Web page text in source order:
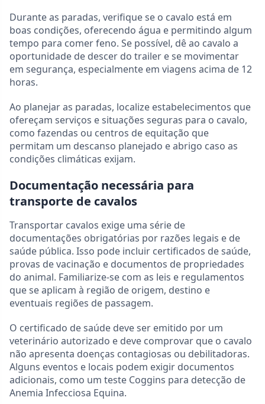
Durante as paradas, verifique se o cavalo está em
boas condições, oferecendo água e permitindo algum
tempo para comer feno. Se possível, dê ao cavalo a
oportunidade de descer do trailer e se movimentar
em segurança, especialmente em viagens acima de 12
horas.
Ao planejar as paradas, localize estabelecimentos que
ofereçam serviços e situações seguras para o cavalo,
como fazendas ou centros de equitação que
permitam um descanso planejado e abrigo caso as
condições climáticas exijam.
Documentação necessária para
transporte de cavalos
Transportar cavalos exige uma série de
documentações obrigatórias por razões legais e de
saúde pública. Isso pode incluir certificados de saúde,
provas de vacinação e documentos de propriedades
do animal. Familiarize-se com as leis e regulamentos
que se aplicam à região de origem, destino e
eventuais regiões de passagem.
O certificado de saúde deve ser emitido por um
veterinário autorizado e deve comprovar que o cavalo
não apresenta doenças contagiosas ou debilitadoras.
Alguns eventos e locais podem exigir documentos
adicionais, como um teste Coggins para detecção de
Anemia Infecciosa Equina.